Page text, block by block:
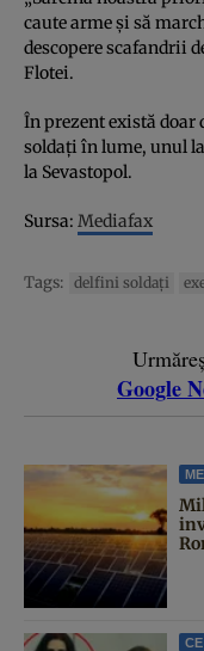
caute arme şi să
descopere scafandrii
Flotei.
În prezent există doar
soldaţi în lume, unul
la Sevastopol.
Sursa: Mediafax
Tags: delfini soldaţi
Google